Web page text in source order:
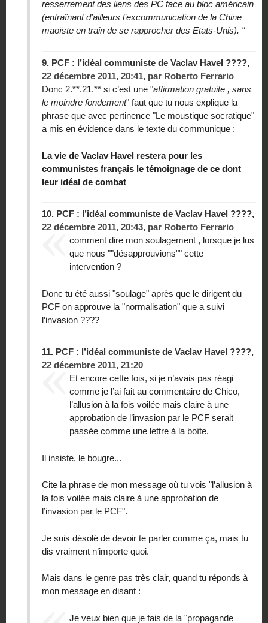
resserrement des liens des PC face au bloc américain
(entraînant d’ailleurs l’excommunication de la Chine
maoïste en train de se rapprocher des Etats-Unis). "
9. PCF : l’idéal communiste de Vaclav Havel ????,
22 décembre 2011, 20:41, par Roberto Ferrario
Donc 2.**.21.** si c’est une "affirmation gratuite , sans
le moindre fondement" faut que tu nous explique la
phrase que avec pertinence "Le moustique socratique"
a mis en évidence dans le texte du communique :
La vie de Vaclav Havel restera pour les
communistes français le témoignage de ce dont
leur idéal de combat
10. PCF : l’idéal communiste de Vaclav Havel ????,
22 décembre 2011, 20:43, par Roberto Ferrario
comment dire mon soulagement , lorsque je lus
que nous ""désapprouvions"" cette
intervention ?
Donc tu été aussi "soulage" après que le dirigent du
PCF on approuve la "normalisation" que a suivi
l’invasion ????
11. PCF : l’idéal communiste de Vaclav Havel ????,
22 décembre 2011, 21:20
Et encore cette fois, si je n’avais pas réagi
comme je l’ai fait au commentaire de Chico,
l’allusion à la fois voilée mais claire à une
approbation de l’invasion par le PCF serait
passée comme une lettre à la boîte.
Il insiste, le bougre...
Cite la phrase de mon message où tu vois "l’allusion à
la fois voilée mais claire à une approbation de
l’invasion par le PCF".
Je suis désolé de devoir te parler comme ça, mais tu
dis vraiment n’importe quoi.
Mais dans le genre pas très clair, quand tu réponds à
mon message en disant :
Je veux bien que je fais de la "propagande